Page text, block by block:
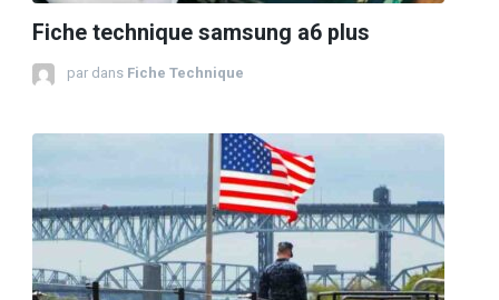
Fiche technique samsung a6 plus
par dans Fiche Technique